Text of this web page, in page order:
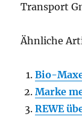
Transport
Ähnliche
Bio-
Marke
REWE